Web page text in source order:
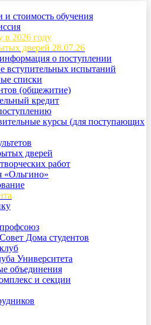
и стоимость обучения
2026 году
дверей 28.07.26
о поступлении
вступительных испытаний
списки
(общежитие)
кредит
курсы (для поступающих
дверей
работ
«Ольгино»
Дома студентов
Университета
объединения
и секции